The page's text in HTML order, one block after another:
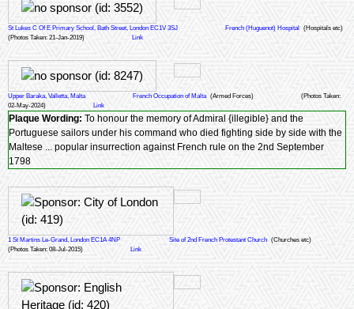
St Lukes C Of E Primary School, Bath Street, London EC1V 3SJ French (Huguenot) Hospital
(Hospitals etc)
(Photos Taken: 21-Jan-2019)
Link
Upper Baraka, Valletta, Malta French Occupation of Malta (Armed Forces)
(Photos Taken:
02-May-2024)
Link
Plaque Wording: To honour the memory of Admiral {illegible} and the
Portuguese sailors under his command who died fighting side by side with the
Maltese ... popular insurrection against French rule on the 2nd September
1798
1 St Martins Le-Grand, London EC1A 4NP Site of 2nd French Protestant Church (Churches etc)
(Photos Taken: 08-Jul-2015)
Link